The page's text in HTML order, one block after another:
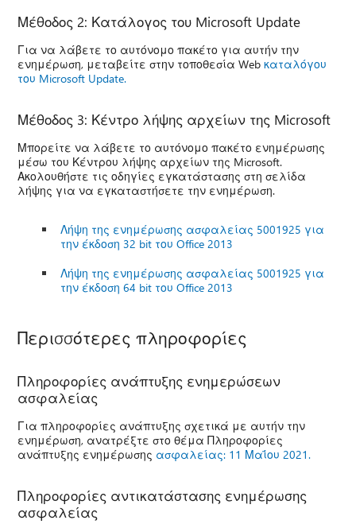
Μέθοδος 2: Κατάλογος του Microsoft Update
Για να λάβετε το αυτόνομο πακέτο για αυτήν την
ενημέρωση, μεταβείτε στην τοποθεσία Webκαταλόγου
του Microsoft Update.
Μέθοδος 3: Κέντρο λήψης αρχείων της Microsoft
Μπορείτε να λάβετε το αυτόνομο πακέτο ενημέρωσης
μέσω του Κέντρου λήψης αρχείων της Microsoft.
Ακολουθήστε τις οδηγίες εγκατάστασης στη σελίδα
λήψης για να εγκαταστήσετε την ενημέρωση.
Λήψη της ενημέρωσης ασφαλείας 5001925 για
την έκδοση 32 bit του Office 2013
Λήψη της ενημέρωσης ασφαλείας 5001925 για
την έκδοση 64 bit του Office 2013
Περισσότερες πληροφορίες
Πληροφορίες ανάπτυξης ενημερώσεων
ασφαλείας
Για πληροφορίες ανάπτυξης σχετικά με αυτήν την
ενημέρωση, ανατρέξτε στο θέμα Πληροφορίες
ανάπτυξης ενημέρωσης ασφαλείας: 11 Μαΐου 2021.
Πληροφορίες αντικατάστασης ενημέρωσης
ασφαλείας